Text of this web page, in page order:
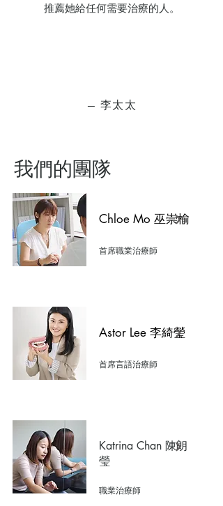
推薦她給任何需要治療的人。
— 李太太
​我們的團隊
Chloe Mo 巫崇榆
首席職業治療師
Astor Lee 李綺瑩
首席言語治療師
Katrina Chan 陳朗
瑩
職業治療師